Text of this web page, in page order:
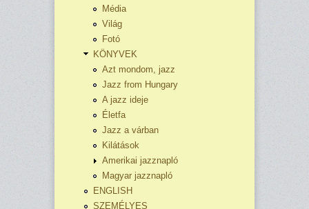
Média
Világ
Fotó
KÖNYVEK
Azt mondom, jazz
Jazz from Hungary
A jazz ideje
Életfa
Jazz a várban
Kilátások
Amerikai jazznapló
Magyar jazznapló
ENGLISH
SZEMÉLYES